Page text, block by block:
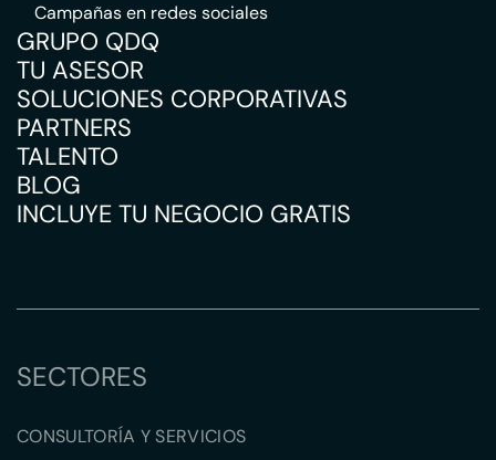
Campañas en redes sociales
GRUPO QDQ
TU ASESOR
SOLUCIONES CORPORATIVAS
PARTNERS
TALENTO
BLOG
INCLUYE TU NEGOCIO GRATIS
SECTORES
CONSULTORÍA Y SERVICIOS